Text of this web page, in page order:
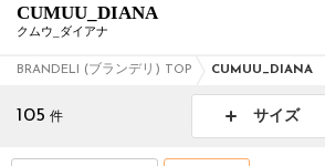
CUMUU_DIANA
クムウ_ダイアナ
BRANDELI (ブランデリ) TOP CUMUU_DIANA
105 件 サイズ